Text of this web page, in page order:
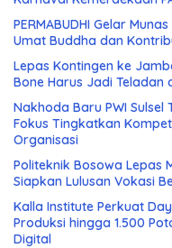
PERMABUDHI Gelar
Umat Buddha dan
Lepas Kontingen ke
Bone Harus Jadi
Nakhoda Baru PWI
Fokus Tingkatkan
Organisasi
Politeknik Bosowa Lepas
Siapkan Lulusan Vokasi
Kalla Institute Perkuat
Produksi hingga 1.500
Digital